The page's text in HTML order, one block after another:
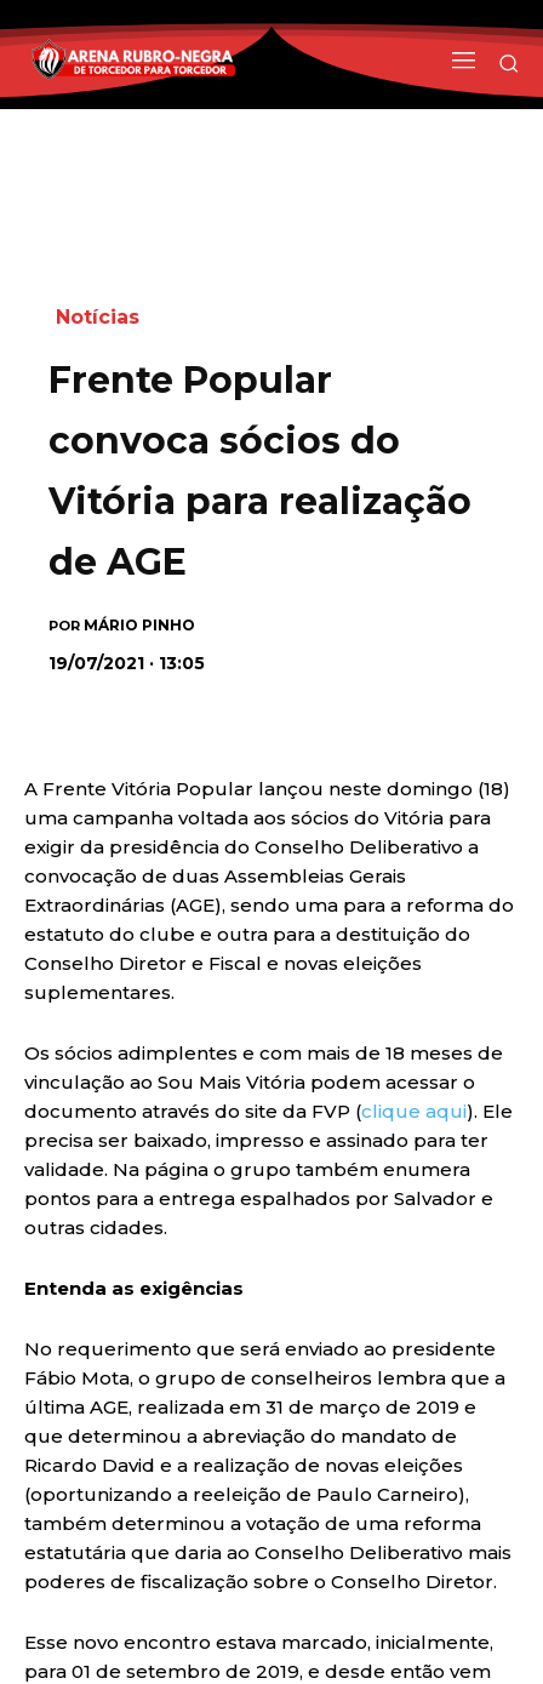
Notícias
Frente Popular
convoca sócios do
Vitória para realização
de AGE
POR MÁRIO PINHO
19/07/2021 · 13:05
A Frente Vitória Popular lançou neste domingo (18)
uma campanha voltada aos sócios do Vitória para
exigir da presidência do Conselho Deliberativo a
convocação de duas Assembleias Gerais
Extraordinárias (AGE), sendo uma para a reforma do
estatuto do clube e outra para a destituição do
Conselho Diretor e Fiscal e novas eleições
suplementares.
Os sócios adimplentes e com mais de 18 meses de
vinculação ao Sou Mais Vitória podem acessar o
documento através do site da FVP (clique aqui). Ele
precisa ser baixado, impresso e assinado para ter
validade. Na página o grupo também enumera
pontos para a entrega espalhados por Salvador e
outras cidades.
Entenda as exigências
No requerimento que será enviado ao presidente
Fábio Mota, o grupo de conselheiros lembra que a
última AGE, realizada em 31 de março de 2019 e
que determinou a abreviação do mandato de
Ricardo David e a realização de novas eleições
(oportunizando a reeleição de Paulo Carneiro),
também determinou a votação de uma reforma
estatutária que daria ao Conselho Deliberativo mais
poderes de fiscalização sobre o Conselho Diretor.
Esse novo encontro estava marcado, inicialmente,
para 01 de setembro de 2019, e desde então vem